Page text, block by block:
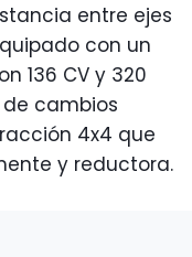
entre ejes
con un
136 CV y 320
cambios
4x4 que
y reductora.